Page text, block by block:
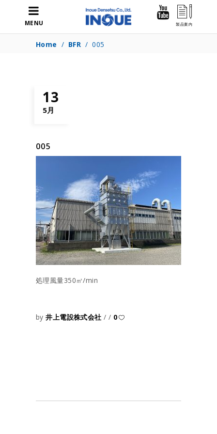
MENU
Home / BFR /005
13
5月
005
処理風量350㎥/min
by井上電設株式会社 0